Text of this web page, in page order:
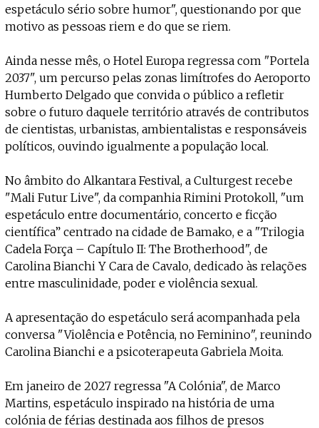
espetáculo sério sobre humor", questionando por que
motivo as pessoas riem e do que se riem.
Ainda nesse mês, o Hotel Europa regressa com "Portela
2037", um percurso pelas zonas limítrofes do Aeroporto
Humberto Delgado que convida o público a refletir
sobre o futuro daquele território através de contributos
de cientistas, urbanistas, ambientalistas e responsáveis
políticos, ouvindo igualmente a população local.
No âmbito do Alkantara Festival, a Culturgest recebe
"Mali Futur Live", da companhia Rimini Protokoll, "um
espetáculo entre documentário, concerto e ficção
científica” centrado na cidade de Bamako, e a "Trilogia
Cadela Força – Capítulo II: The Brotherhood", de
Carolina Bianchi Y Cara de Cavalo, dedicado às relações
entre masculinidade, poder e violência sexual.
A apresentação do espetáculo será acompanhada pela
conversa "Violência e Potência, no Feminino", reunindo
Carolina Bianchi e a psicoterapeuta Gabriela Moita.
Em janeiro de 2027 regressa "A Colónia", de Marco
Martins, espetáculo inspirado na história de uma
colónia de férias destinada aos filhos de presos